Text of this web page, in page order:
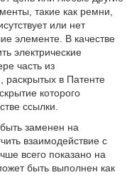
такие как ремни,
или нет
элементе. В качестве
электрические
часть из
раскрытых в Патенте
которого
ссылки.
заменен на
взаимодействие с
всего показано на
быть выполнен как